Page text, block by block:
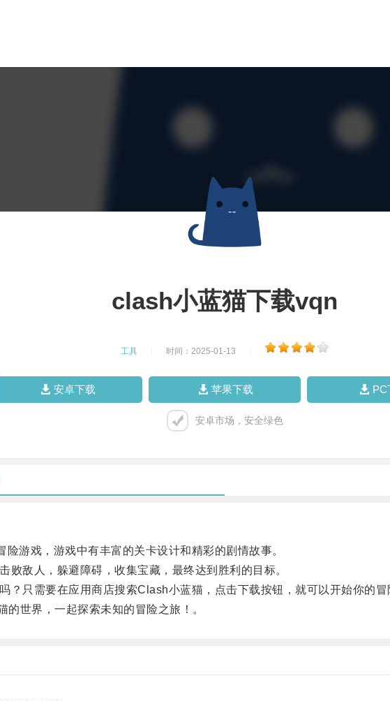
clash小蓝猫下载vqn
工具 时间：2025-01-13
安卓下载 苹果下载 PC
安卓市场，安全绿色
戏，游戏中有丰富的关卡设计和精彩的剧情故事。
敌人，躲避障碍，收集宝藏，最终达到胜利的目标。
只需要在应用商店搜索Clash小蓝猫，点击下载按钮，就可以开始你的冒
世界，一起探索未知的冒险之旅！。